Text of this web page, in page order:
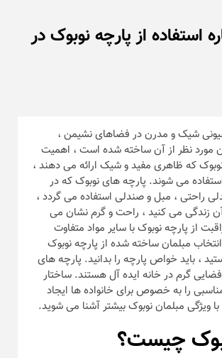
استفاده از پارچه نوبوک در
شیک و مدرن در فضاهای نشیمن ،
مورد نظر از آن ساخته شده است ، اهمیت
که ظاهری مفید و شیک ارائه می دهند ،
می شوند. پارچه های نوبوک که در
راحتی ، مبل و صندلی استفاده می گردد ،
زندگی می کنید ، راحت و گرم نشان می
از پارچه نوبوک با سایر مواد متفاوت
مبلمان ساخته شده از پارچه نوبوک
، باید خواص پارچه را بدانید. پارچه های
فضایی گرم در خانه ایده آل هستند. ساختار
را به خصوص برای خانواده ها ایجاد
ویژگی مبلمان نوبوک بیشتر آشنا می شوید.
چیست؟